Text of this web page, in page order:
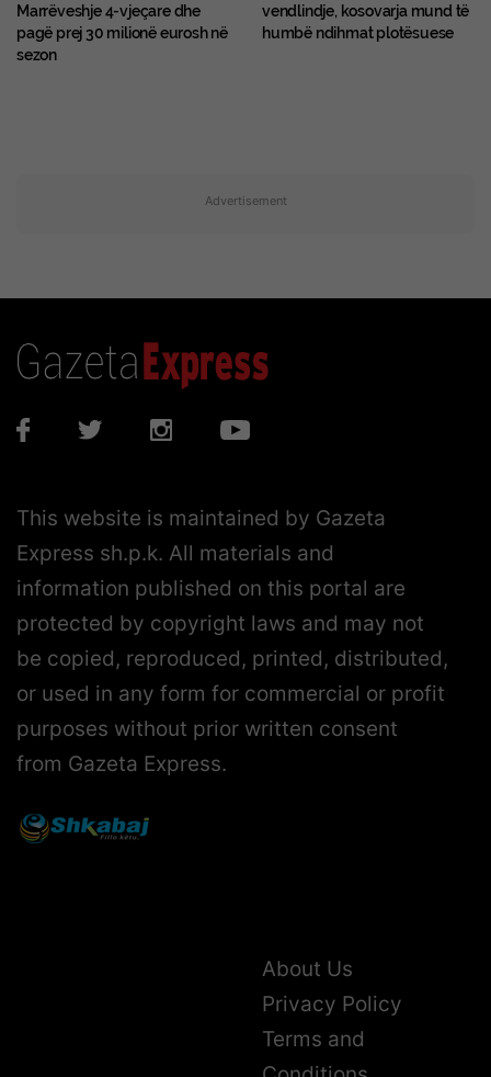
Marrëveshje 4-vjeçare dhe
pagë prej 30 milionë eurosh në
sezon
vendlindje, kosovarja mund të
humbë ndihmat plotësuese
Advertisement
This website is maintained by Gazeta
Express sh.p.k. All materials and
information published on this portal are
protected by copyright laws and may not
be copied, reproduced, printed, distributed,
or used in any form for commercial or profit
purposes without prior written consent
from Gazeta Express.
About Us
Privacy Policy
Terms and